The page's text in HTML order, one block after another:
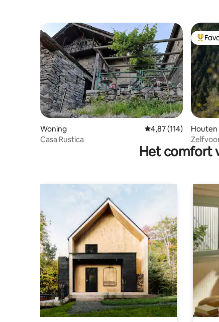
Woning Gemiddelde
4,87 (114)
Casa Rustica
Houten
Het comfort